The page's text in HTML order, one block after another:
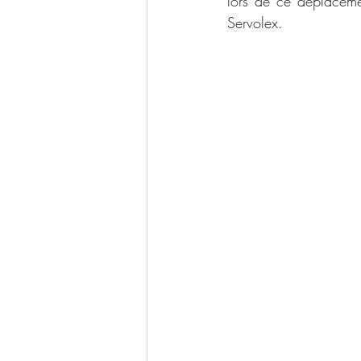
Servolex.